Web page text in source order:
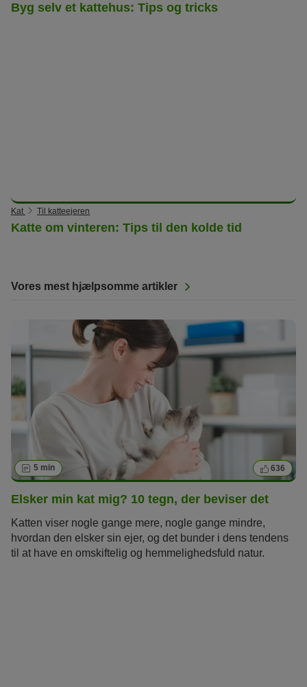
Byg selv et kattehus: Tips og tricks
Kat Til katteejeren
Katte om vinteren: Tips til den kolde tid
Vores mest hjælpsomme artikler
5 min 636
Elsker min kat mig? 10 tegn, der beviser det
Katten viser nogle gange mere, nogle gange mindre,
hvordan den elsker sin ejer, og det bunder i dens tendens
til at have en omskiftelig og hemmelighedsfuld natur.